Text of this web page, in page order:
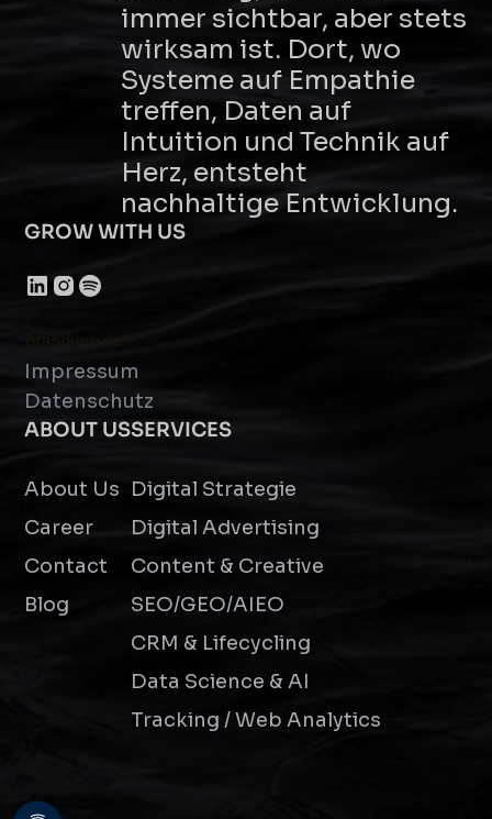
immer sichtbar, aber stets
wirksam ist. Dort, wo
Systeme auf Empathie
treffen, Daten auf
Intuition und Technik auf
Herz, entsteht
nachhaltige Entwicklung.
GROW WITH US
Impressum
Datenschutz
ABOUT US
About Us
Career
Contact
Blog
SERVICES
Digital Strategie
Digital Advertising
Content & Creative
SEO/GEO/AIEO
CRM & Lifecycling
Data Science & AI
Tracking / Web Analytics